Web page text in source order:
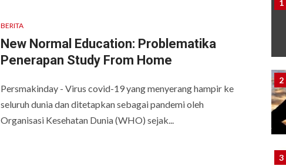
BERITA
New Normal Education: Problematika
Penerapan Study From Home
Persmakinday - Virus covid-19 yang menyerang hampir ke
seluruh dunia dan ditetapkan sebagai pandemi oleh
Organisasi Kesehatan Dunia (WHO) sejak...
1
2
3